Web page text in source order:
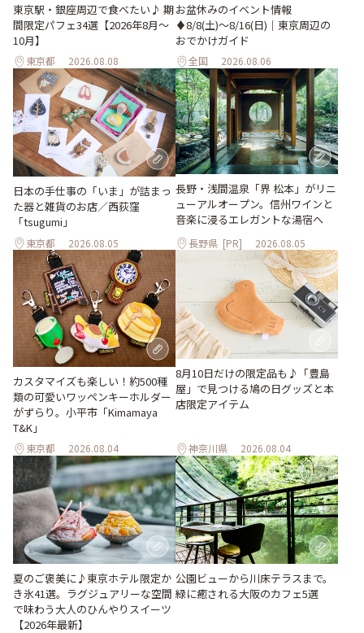
東京駅・銀座周辺で食べたい♪ 期
間限定パフェ34選【2026年8月～
10月】
東京都 2026.08.08
お盆休みのイベント情報
♦︎8/8(土)〜8/16(日)｜東京周辺の
おでかけガイド
全国 2026.08.06
日本の手仕事の「いま」が詰まっ
た器と雑貨のお店／西荻窪
「tsugumi」
東京都 2026.08.05
長野・浅間温泉「界 松本」がリニ
ューアルオープン。信州ワインと
音楽に浸るエレガントな湯宿へ
長野県 [PR] 2026.08.05
カスタマイズも楽しい！約500種
類の可愛いワッペンキーホルダー
がずらり。小平市「Kimamaya
T&K」
東京都 2026.08.04
8月10日だけの限定品も♪「豊島
屋」で見つける鳩の日グッズと本
店限定アイテム
神奈川県 2026.08.04
夏のご褒美に♪東京ホテル限定か
き氷41選。ラグジュアリーな空間
で味わう大人のひんやりスイーツ
【2026年最新】
公園ビューから川床テラスまで。
緑に癒される大阪のカフェ5選